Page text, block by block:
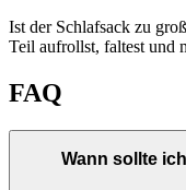
Ist der Schlafsack zu
Teil aufrollst, faltest und
FAQ
Wann sollte